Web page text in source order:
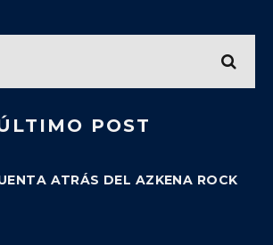
POST
ATRÁS DEL AZKENA ROCK